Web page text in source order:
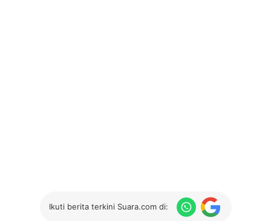
Ikuti berita terkini Suara.com di: